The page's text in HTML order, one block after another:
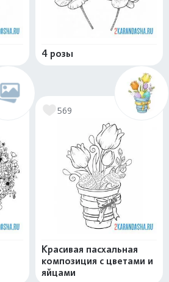
4 розы
569
Красивая пасхальная
композиция с цветами и
яйцами